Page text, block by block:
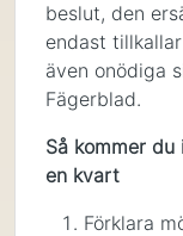
beslut, den
endast
även onödiga
Fägerblad.
Så kommer
en kvart
Förklara